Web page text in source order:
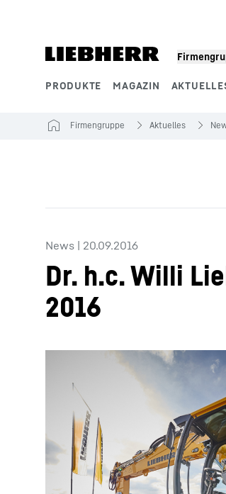
PRODUKTE MAGAZIN
Mehr über die
Firmengruppe Aktuelles
News | 20.09.2016
Dr. h.c. Willi
2016